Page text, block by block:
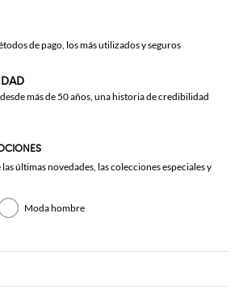
de pago, los más utilizados y seguros
más de 50 años, una historia de credibilidad
últimas novedades, las colecciones especiales y
Moda hombre